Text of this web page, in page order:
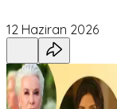
12 Haziran 2026